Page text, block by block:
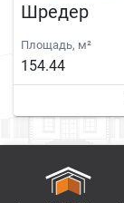
Шредер
Площадь, м²
154.44